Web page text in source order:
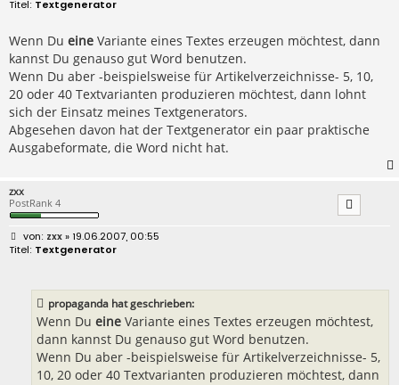
r
a
g
Textgenerator
Wenn Du eine Variante eines Textes erzeugen möchtest, dann
kannst Du genauso gut Word benutzen.
Wenn Du aber -beispielsweise für Artikelverzeichnisse- 5, 10,
20 oder 40 Textvarianten produzieren möchtest, dann lohnt
sich der Einsatz meines Textgenerators.
Abgesehen davon hat der Textgenerator ein paar praktische
Ausgabeformate, die Word nicht hat.
zxx
PostRank 4
B
e
zxx» 19.06.2007, 00:55
Textgenerator
propaganda hat geschrieben:
Wenn Du eine Variante eines Textes erzeugen möchtest,
dann kannst Du genauso gut Word benutzen.
Wenn Du aber -beispielsweise für Artikelverzeichnisse- 5,
10, 20 oder 40 Textvarianten produzieren möchtest, dann